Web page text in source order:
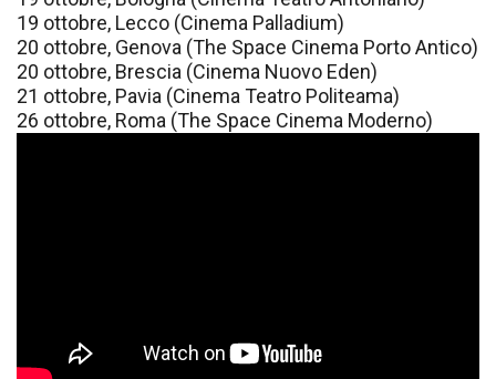
19 ottobre, Lecco (Cinema Palladium)
20 ottobre, Genova (The Space Cinema Porto Antico)
20 ottobre, Brescia (Cinema Nuovo Eden)
21 ottobre, Pavia (Cinema Teatro Politeama)
26 ottobre, Roma (The Space Cinema Moderno)